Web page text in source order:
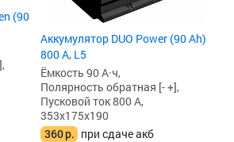
(90
Аккумулятор DUO Power (90 Ah)
800 А, L5
Ёмкость 90 А·ч,
Полярность обратная [- +],
Пусковой ток 800 А,
353x175x190
360р. при сдаче акб